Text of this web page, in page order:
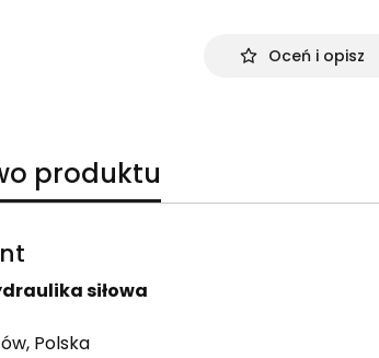
Oceń i opisz
produktu
siłowa
Polska